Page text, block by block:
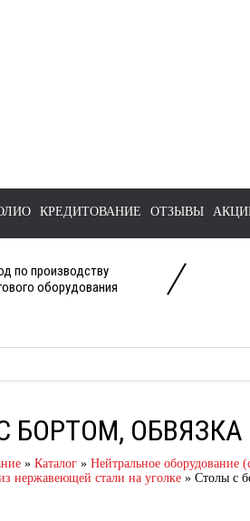
КРЕДИТОВАНИЕ ОТЗЫВЫ
по производству
оборудования
БОРТОМ, ОБВЯЗКА
» Каталог » Нейтральное
нержавеющей стали на уголке » Столы с